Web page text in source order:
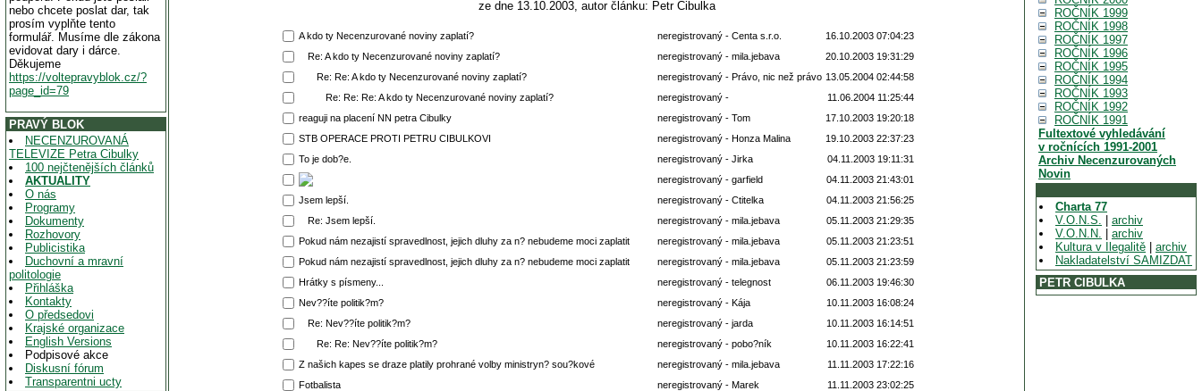
nebo chcete poslat dar, tak
prosím vyplňte tento
formulář. Musíme dle zákona
evidovat dary i dárce.
Děkujeme
https://voltepravyblok.cz/?
page_id=79
PRAVÝ BLOK
NECENZUROVANÁ
TELEVIZE Petra Cibulky
100 nejčtenějších článků
AKTUALITY
O nás
Programy
Dokumenty
Rozhovory
Publicistika
Duchovní a mravní
politologie
Přihláška
Kontakty
O předsedovi
Krajské organizace
English Versions
Podpisové akce
Diskusní fórum
Transparentni ucty
ze dne 13.10.2003, autor článku: Petr Cibulka
A kdo ty Necenzurované noviny zaplatí? neregistrovaný - Centa s.r.o.
16.10.2003 07:04:23
Re: A kdo ty Necenzurované noviny zaplatí?
neregistrovaný - mila.jebava
20.10.2003 19:31:29
Re: Re: A kdo ty Necenzurované noviny zaplatí?
neregistrovaný - Právo, nic než právo 13.05.2004 02:44:58
Re: Re: Re: A kdo ty Necenzurované noviny zaplatí?
neregistrovaný -
11.06.2004 11:25:44
reaguji na placení NN petra Cibulky
neregistrovaný - Tom
17.10.2003 19:20:18
STB OPERACE PROTI PETRU CIBULKOVI
neregistrovaný - Honza Malina
19.10.2003 22:37:23
To je dob?e.
neregistrovaný - Jirka
04.11.2003 19:11:31
neregistrovaný - garfield
04.11.2003 21:43:01
Jsem lepší.
neregistrovaný - Ctitelka
04.11.2003 21:56:25
Re: Jsem lepší.
neregistrovaný - mila.jebava
05.11.2003 21:29:35
Pokud nám nezajistí spravedlnost, jejich dluhy za n? nebudeme moci zaplatit
neregistrovaný - mila.jebava
05.11.2003 21:23:51
Pokud nám nezajistí spravedlnost, jejich dluhy za n? nebudeme moci zaplatit
neregistrovaný - mila.jebava
05.11.2003 21:23:59
Hrátky s písmeny...
neregistrovaný - telegnost
06.11.2003 19:46:30
Nev??íte politik?m?
neregistrovaný - Kája
10.11.2003 16:08:24
Re: Nev??íte politik?m?
neregistrovaný - jarda
10.11.2003 16:14:51
Re: Re: Nev??íte politik?m?
neregistrovaný - pobo?ník
10.11.2003 16:22:41
Z našich kapes se draze platily prohrané volby ministryn? sou?kové
neregistrovaný - mila.jebava
11.11.2003 17:22:16
Fotbalista
neregistrovaný - Marek
11.11.2003 23:02:25
ROČNÍK 1999
ROČNÍK 1998
ROČNÍK 1997
ROČNÍK 1996
ROČNÍK 1995
ROČNÍK 1994
ROČNÍK 1993
ROČNÍK 1992
ROČNÍK 1991
Fultextové vyhledávání
v ročnících 1991-2001
Archiv Necenzurovaných
Novin
Charta 77
V.O.N.S.
archiv
V.O.N.N.
archiv
Kultura v Ilegalitě
archiv
Nakladatelství SAMIZDAT
PETR CIBULKA